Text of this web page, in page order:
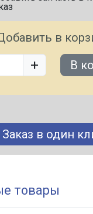
в
+ В
Заказ в один
товары